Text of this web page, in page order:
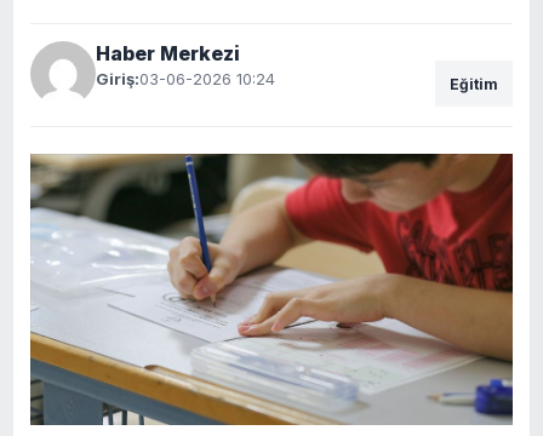
Haber Merkezi
Giriş:03-06-2026 10:24 Eğitim